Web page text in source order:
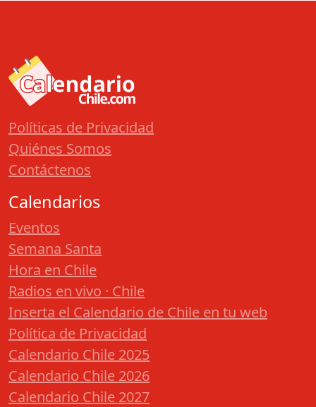
Políticas de Privacidad
Quiénes Somos
Contáctenos
Calendarios
Eventos
Semana Santa
Hora en Chile
Radios en vivo · Chile
Inserta el Calendario de Chile en tu web
Política de Privacidad
Calendario Chile 2025
Calendario Chile 2026
Calendario Chile 2027